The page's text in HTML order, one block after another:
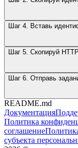
Шаг 4. Вставь
Шаг 5. Скопируй
Шаг 6. Отправь
README.md
Документация
Политика
соглашение
субъекта